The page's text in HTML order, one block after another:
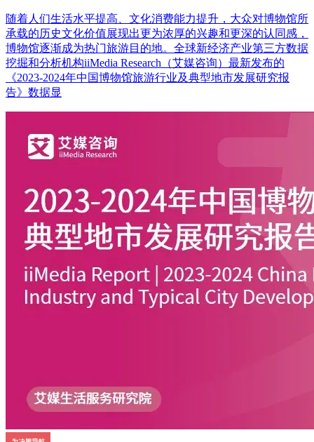
随着人们生活水平提高、文化消费能力提升，大众对博物馆所
承载的历史文化价值展现出更为浓厚的兴趣和更深的认同感，
博物馆逐渐成为热门旅游目的地。全球新经济产业第三方数据
挖掘和分析机构iiMedia Research（艾媒咨询）最新发布的
《2023-2024年中国博物馆旅游行业及典型地市发展研究报
告》数据显